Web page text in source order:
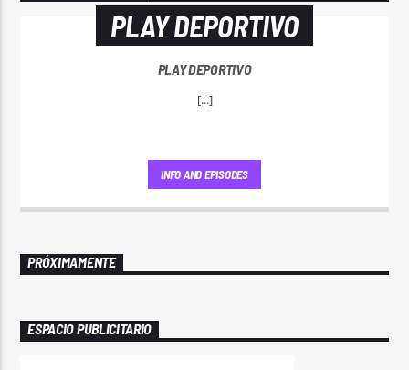
PLAY DEPORTIVO
PLAY DEPORTIVO
[...]
INFO AND EPISODES
PRÓXIMAMENTE
ESPACIO PUBLICITARIO